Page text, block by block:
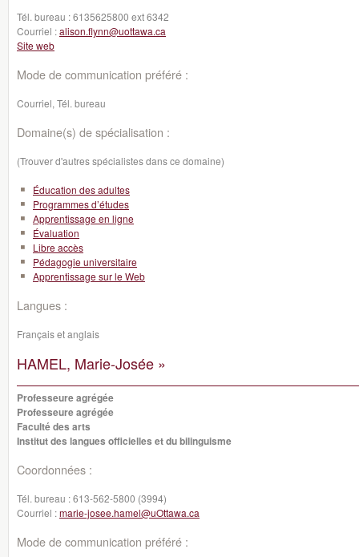
Tél. bureau :6135625800 ext 6342
Courriel :alison.flynn@uottawa.ca
Site web
Mode de communication préféré :
Courriel, Tél. bureau
Domaine(s) de spécialisation :
(Trouver d'autres spécialistes dans ce domaine)
Éducation des adultes
Programmes d’études
Apprentissage en ligne
Évaluation
Libre accès
Pédagogie universitaire
Apprentissage sur le Web
Langues :
Français et anglais
HAMEL, Marie-Josée »
Professeure agrégée
Professeure agrégée
Faculté des arts
Institut des langues officielles et du bilinguisme
Coordonnées :
Tél. bureau :613-562-5800 (3994)
Courriel :marie-josee.hamel@uOttawa.ca
Mode de communication préféré :